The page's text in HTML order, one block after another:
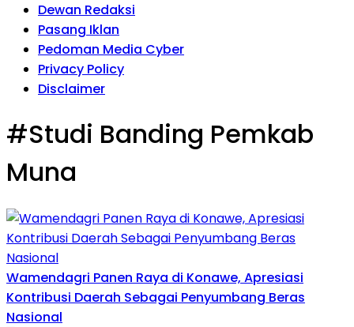
Dewan Redaksi
Pasang Iklan
Pedoman Media Cyber
Privacy Policy
Disclaimer
#Studi Banding Pemkab
Muna
Wamendagri Panen Raya di Konawe, Apresiasi
Kontribusi Daerah Sebagai Penyumbang Beras
Nasional